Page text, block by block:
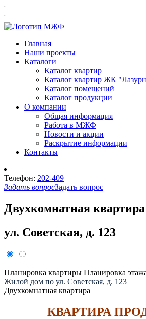
'
'
Главная
Наши проекты
Каталоги
Каталог квартир
Каталог квартир ЖК
Каталог помещений
Каталог продукции
О компании
Общая информация
Работа в МЖФ
Новости и акции
Раскрытие информации
Контакты
Телефон: 202-409
Задать вопросЗадать вопрос
Двухкомнатная квартира
ул. Советская, д. 123
Планировка квартиры Планировка
Жилой дом по ул. Советская, д. 123
Двухкомнатная квартира
КВАРТИРА